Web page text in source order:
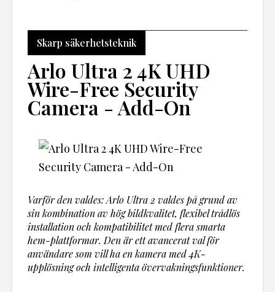
Skarp säkerhetsteknik
Arlo Ultra 2 4K UHD
Wire-Free Security
Camera - Add-On
Varför den valdes: Arlo Ultra 2 valdes på grund av
sin kombination av hög bildkvalitet, flexibel trådlös
installation och kompatibilitet med flera smarta
hem-plattformar. Den är ett avancerat val för
användare som vill ha en kamera med 4K-
upplösning och intelligenta övervakningsfunktioner.